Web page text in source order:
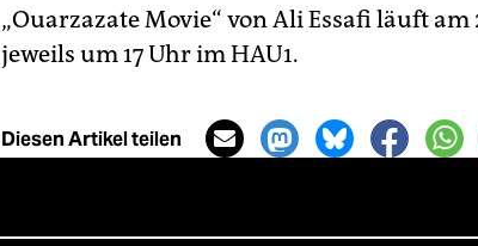
„Ouarzazate Movie“ von Ali Essafi läuft am
jeweils um 17 Uhr im HAU1.
Diesen Artikel teilen